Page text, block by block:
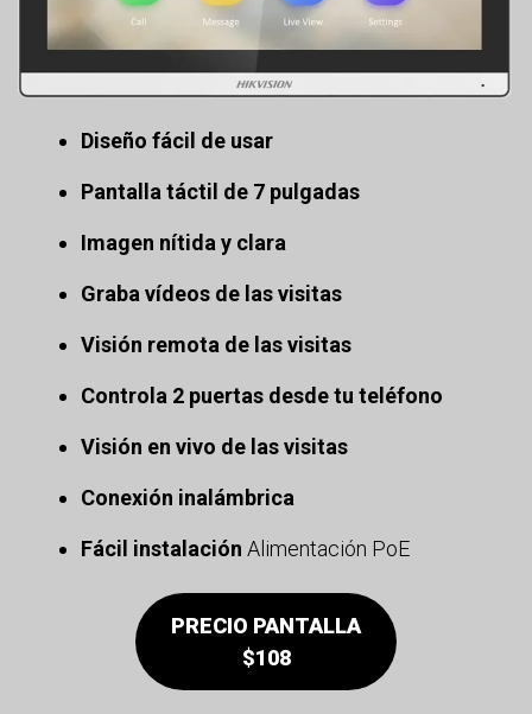
Diseño fácil de usar
Pantalla táctil de 7 pulgadas
Imagen nítida y clara
Graba vídeos de las visitas
Visión remota de las visitas
Controla 2 puertas desde tu teléfono
Visión en vivo de las visitas
Conexión inalámbrica
Fácil instalación Alimentación PoE
PRECIO PANTALLA
$108